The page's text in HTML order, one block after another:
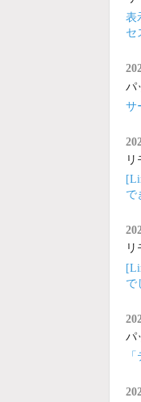
表
セ
パ
サ
リ
で
リ
で
パ